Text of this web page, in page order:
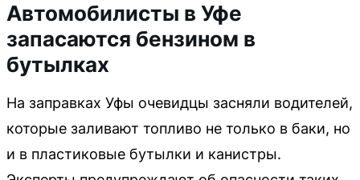
Автомобилисты в Уфе
запасаются бензином в
бутылках
На заправках Уфы очевидцы засняли водителей,
которые заливают топливо не только в баки, но
и в пластиковые бутылки и канистры.